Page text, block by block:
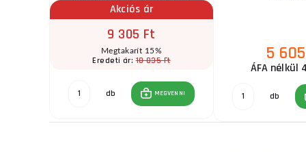
Akciós ár
9 305 Ft
Megtakarít 15%
Eredeti ár:10 835 Ft
db MEGVENNI
5
ÁFA nélkül
db